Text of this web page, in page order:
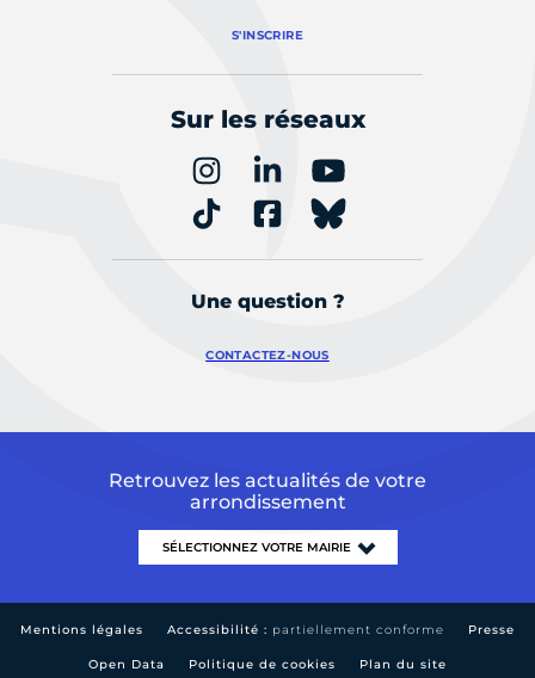
S'INSCRIRE
Sur les réseaux
Une question ?
CONTACTEZ-NOUS
Retrouvez les actualités de votre
arrondissement
Mentions légales Accessibilité : partiellement conforme Presse
Open Data Politique de cookies Plan du site